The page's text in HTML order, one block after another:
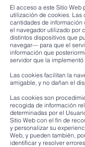
El acceso a este Sitio Web
utilización de cookies. Las
cantidades de información
el navegador utilizado por
distintos dispositivos que
navegar— para que el
información que
servidor que la implementó
Las cookies facilitan la
amigable, y no dañan el
Las cookies son
recogida de información
determinadas por el
Sitio Web con el fin de
y personalizar su
Web, y pueden también,
identificar y resolver